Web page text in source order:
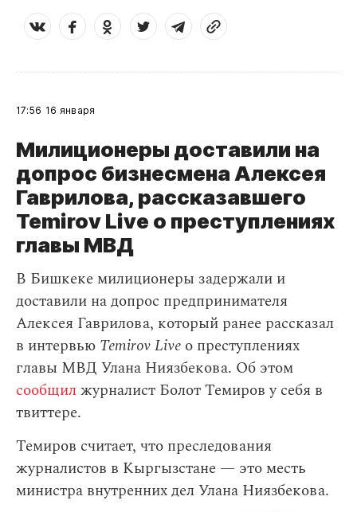
17:56 16 января
Милиционеры доставили на
допрос бизнесмена Алексея
Гаврилова, рассказавшего
Temirov Live о преступлениях
главы МВД
В Бишкеке милиционеры задержали и
доставили на допрос предпринимателя
Алексея Гаврилова, который ранее рассказал
в интервью Temirov Live о преступлениях
главы МВД Улана Ниязбекова. Об этом
сообщилжурналист Болот Темиров у себя в
твиттере.
Темиров считает, что преследования
журналистов в Кыргызстане — это месть
министра внутренних дел Улана Ниязбекова.